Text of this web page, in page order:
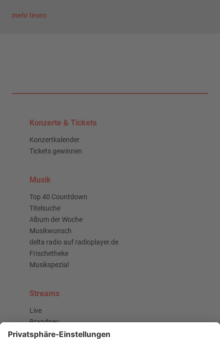
mehr lesen
Konzerte & Tickets
Konzertkalender
Tickets gewinnen
Musik
Top 40 Countdown
Titelsuche
Album der Woche
Musikwunsch
delta radio auf radioplayer.de
Frischetheke
Musikspezial
Streams
Live
Brandneu
Buzz Beat Boutique